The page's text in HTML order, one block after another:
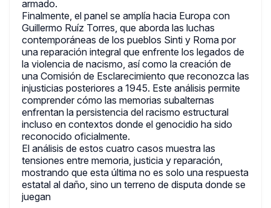
armado.
Finalmente, el panel se amplía hacia Europa con
Guillermo Ruíz Torres, que aborda las luchas
contemporáneas de los pueblos Sinti y Roma por
una reparación integral que enfrente los legados de
la violencia de nacismo, así como la creación de
una Comisión de Esclarecimiento que reconozca las
injusticias posteriores a 1945. Este análisis permite
comprender cómo las memorias subalternas
enfrentan la persistencia del racismo estructural
incluso en contextos donde el genocidio ha sido
reconocido oficialmente.
El análisis de estos cuatro casos muestra las
tensiones entre memoria, justicia y reparación,
mostrando que esta última no es solo una respuesta
estatal al daño, sino un terreno de disputa donde se
juegan